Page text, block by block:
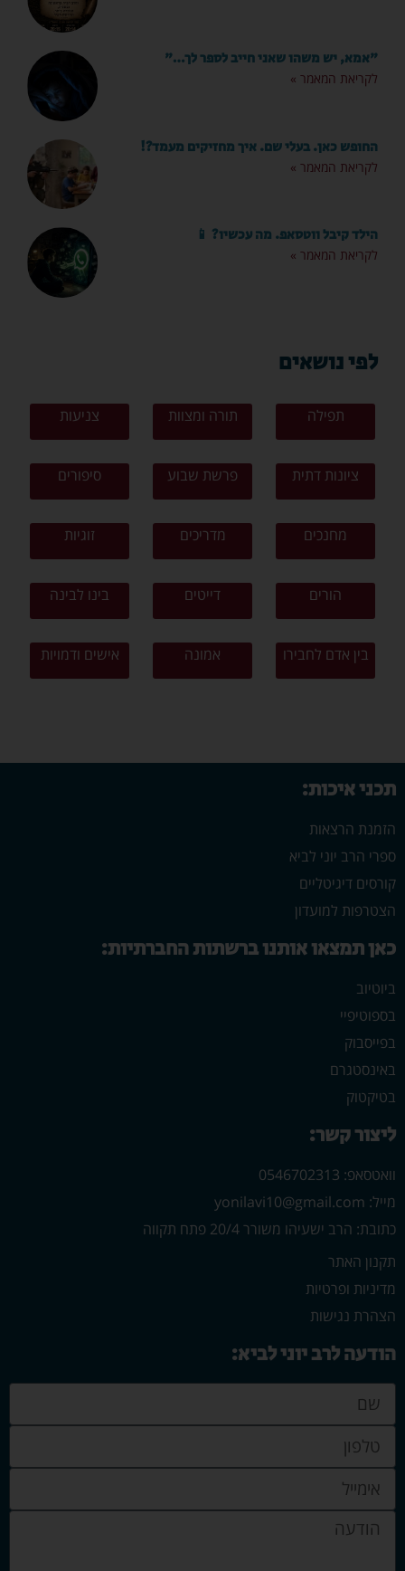
"אמא, יש משהו שאני חייב לספר לך…"
לקריאת המאמר »
החופש כאן. בעלי שם. איך מחזיקים מעמד?!
לקריאת המאמר »
הילד קיבל ווטסאפ. מה עכשיו? 📱
לקריאת המאמר »
לפי נושאים
תפילה תורה ומצוות צניעות
ציונות דתית פרשת שבוע סיפורים
מחנכים מדריכים זוגיות
הורים דייטים בינו לבינה
בין אדם לחבירו אמונה אישים ודמויות
תכני איכות:
הזמנת הרצאות
ספרי הרב יוני לביא
קורסים דיגיטליים
הצטרפות למועדון
כאן תמצאו אותנו ברשתות החברתיות:
ביוטיוב
בספוטיפיי
בפייסבוק
באינסטגרם
בטיקטוק
ליצור קשר:
וואטסאפ: 0546702313
מייל: yonilavi10@gmail.com
כתובת: הרב ישעיהו משורר 20/4 פתח תקווה
תקנון האתר
מדיניות ופרטיות
הצהרת נגישות
הודעה לרב יוני לביא: